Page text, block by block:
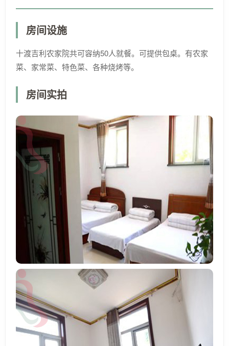
房间设施
十渡吉利农家院共可容纳50人就餐。可提供包桌。有农家
菜、家常菜、特色菜、各种烧烤等。
房间实拍